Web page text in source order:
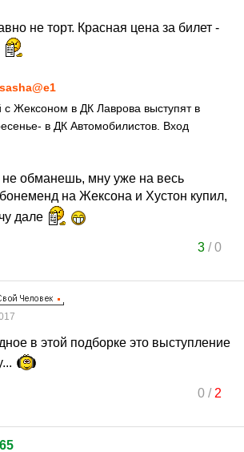
не торт. Красная цена за билет -
sasha@e1
Жексоном в ДК Лаврова выступят в
в ДК Автомобилистов. Вход
обманешь, мну уже на весь
на Жексона и Хустон купил,
дале
3/0
в этой подборке это выступление
0/ 2